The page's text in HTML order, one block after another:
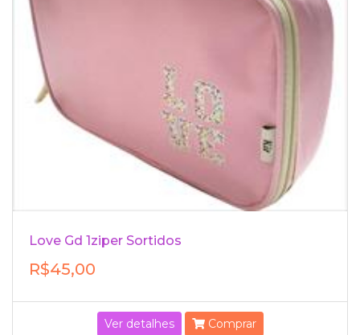
Love Gd 1ziper Sortidos
R$45,00
Ver detalhes Comprar